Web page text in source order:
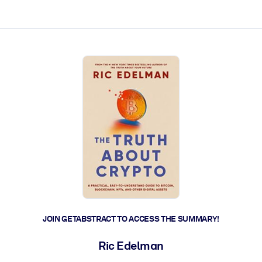
JOIN GETABSTRACT TO ACCESS THE SUMMARY!
Ric Edelman